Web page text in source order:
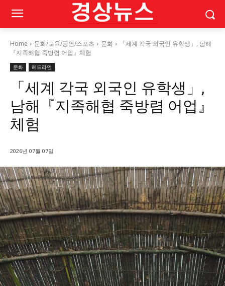
Home 문화/교육/공연/스포츠 문화
「세계 각국 외국인 유학생」, 남해
『지족해협 죽방렴 어업』체험
문화 헤드라인
「세계 각국 외국인 유학생」,
남해『지족해협 죽방렴 어업』
체험
2026년 07월 07일